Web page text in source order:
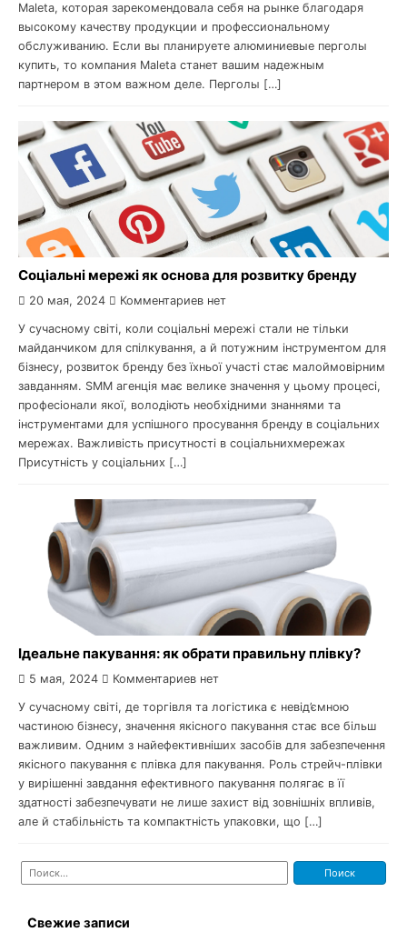
Maleta, которая зарекомендовала себя на рынке благодаря
высокому качеству продукции и профессиональному
обслуживанию. Если вы планируете алюминиевые перголы
купить, то компания Maleta станет вашим надежным
партнером в этом важном деле. Перголы […]
Соціальні мережі як основа для розвитку бренду
20 мая, 2024 Комментариев нет
У сучасному світі, коли соціальні мережі стали не тільки
майданчиком для спілкування, а й потужним інструментом для
бізнесу, розвиток бренду без їхньої участі стає малоймовірним
завданням. SMM агенція має велике значення у цьому процесі,
професіонали якої, володіють необхідними знаннями та
інструментами для успішного просування бренду в соціальних
мережах. Важливість присутності в соціальнихмережах
Присутність у соціальних […]
Ідеальне пакування: як обрати правильну плівку?
5 мая, 2024 Комментариев нет
У сучасному світі, де торгівля та логістика є невід’ємною
частиною бізнесу, значення якісного пакування стає все більш
важливим. Одним з найефективніших засобів для забезпечення
якісного пакування є плівка для пакування. Роль стрейч-плівки
у вирішенні завдання ефективного пакування полягає в її
здатності забезпечувати не лише захист від зовнішніх впливів,
але й стабільність та компактність упаковки, що […]
Найти:
Свежие записи